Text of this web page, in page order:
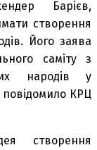
Барієв,
створення
Його заява
саміту з
народів у
повідомило КРЦ
створення